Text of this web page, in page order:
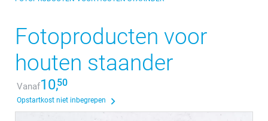
Fotoproducten voor
houten staander
Vanaf10,50
Opstartkost niet inbegrepen